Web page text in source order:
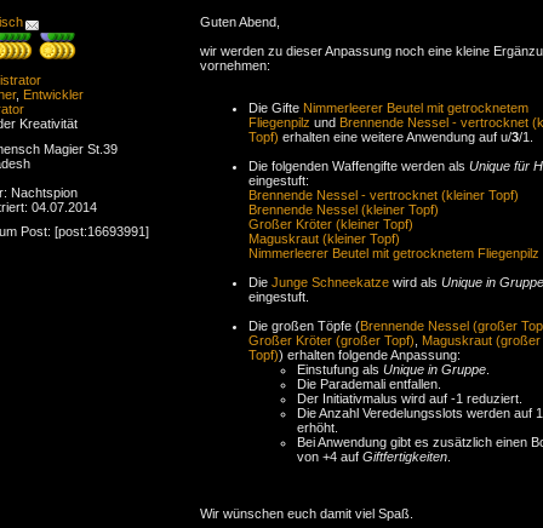
, Entwickler
Kreativität
Magier St.39
Nachtspion
04.07.2014
Post: [post:16693991]
Guten Abend,
wir werden zu dieser Anpassung noch eine kleine
vornehmen:
Die Gifte Nimmerleerer Beutel mit getrocknetem
Fliegenpilz und Brennende Nessel - vertrocknet
Topf) erhalten eine weitere Anwendung auf u/3/1.
Die folgenden Waffengifte werden als Unique für
eingestuft:
Brennende Nessel - vertrocknet (kleiner Topf)
Brennende Nessel (kleiner Topf)
Großer Kröter (kleiner Topf)
Maguskraut (kleiner Topf)
Nimmerleerer Beutel mit getrocknetem Fliegenpilz
Die Junge Schneekatze wird als Unique in Gruppe
eingestuft.
Die großen Töpfe (Brennende Nessel (großer
Großer Kröter (großer Topf)
Maguskraut (großer
Topf)) erhalten folgende Anpassung:
Einstufung als Unique in Gruppe
Die Parademali entfallen.
Der Initiativmalus wird auf -1 reduziert.
Die Anzahl Veredelungsslots werden auf 1
erhöht.
Bei Anwendung gibt es zusätzlich einen
von +4 auf Giftfertigkeiten
Wir wünschen euch damit viel Spaß.